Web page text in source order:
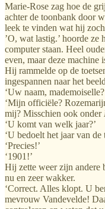
Marie-Rose zag hoe de
achter de toonbank door
leek te vinden wat hij
’O, wat lastig.’ hoorde
computer staan. Heel
even, maar deze machine
Hij rammelde op de
ingespannen naar het
‘Uw naam,
‘Mijn officiële?
mij? Misschien ook onder
‘U komt van welk jaar?’
‘U bedoelt het jaar van de
‘Precies!’
‘1901!’
Hij zette weer zijn andere
nu en zeer wakker.
‘Correct. Alles klopt. U
mevrouw Vandevelde!